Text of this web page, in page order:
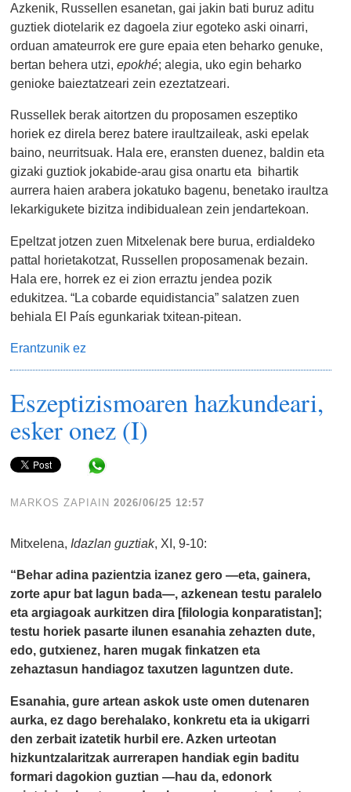
Azkenik, Russellen esanetan, gai jakin bati buruz aditu
guztiek diotelarik ez dagoela ziur egoteko aski oinarri,
orduan amateurrok ere gure epaia eten beharko genuke,
bertan behera utzi,epokhé; alegia, uko egin beharko
genioke baieztatzeari zein ezeztatzeari.
Russellek berak aitortzen du proposamen eszeptiko
horiek ez direla berez batere iraultzaileak, aski epelak
baino, neurritsuak. Hala ere, eransten duenez, baldin eta
gizaki guztiok jokabide-arau gisa onartu eta bihartik
aurrera haien arabera jokatuko bagenu, benetako iraultza
lekarkigukete bizitza indibidualean zein jendartekoan.
Epeltzat jotzen zuen Mitxelenak bere burua, erdialdeko
pattal horietakotzat, Russellen proposamenak bezain.
Hala ere, horrek ez ei zion erraztu jendea pozik
edukitzea. “La cobarde equidistancia” salatzen zuen
behiala El País egunkariak txitean-pitean.
Erantzunik ez
Eszeptizismoaren hazkundeari,
esker onez (I)
MARKOS ZAPIAIN 2026/06/25 12:57
Mitxelena, Idazlan guztiak, XI, 9-10:
“Behar adina pazientzia izanez gero —eta, gainera,
zorte apur bat lagun bada—, azkenean testu paralelo
eta argiagoak aurkitzen dira [filologia konparatistan];
testu horiek pasarte ilunen esanahia zehazten dute,
edo, gutxienez, haren mugak finkatzen eta
zehaztasun handiagoz taxutzen laguntzen dute.
Esanahia, gure artean askok uste omen dutenaren
aurka, ez dago berehalako, konkretu eta ia ukigarri
den zerbait izatetik hurbil ere. Azken urteotan
hizkuntzalaritzak aurrerapen handiak egin baditu
formari dagokion guztian —hau da, edonork